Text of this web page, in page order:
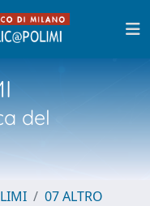
del
07 ALTRO